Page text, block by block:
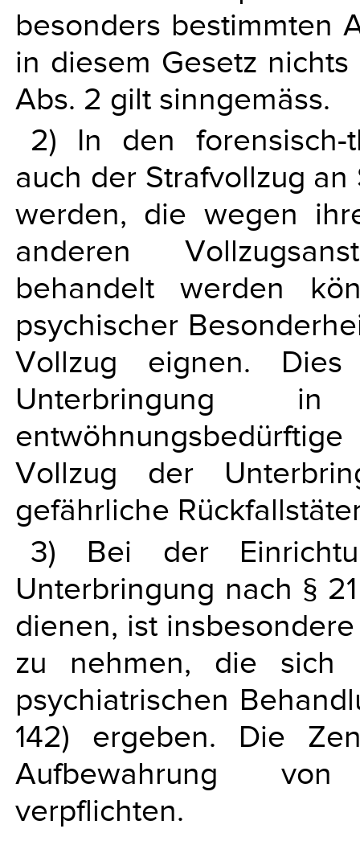
besonders bestimmten
in diesem Gesetz
Abs. 2 gilt sinngemäss.
2) In den forensisch-
auch der Strafvollzug
werden, die wegen
anderen
behandelt werden
psychischer
Vollzug eignen.
Unterbringung
Vollzug der
gefährliche
3) Bei der
Unterbringung nach §
dienen, ist
zu nehmen, die sich
psychiatrischen
142) ergeben. Die
Aufbewahrung
verpflichten.